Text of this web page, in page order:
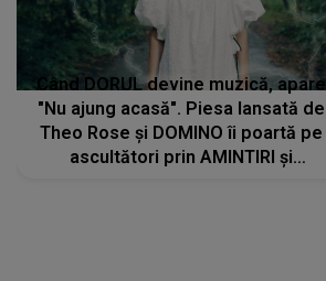
Când DORUL devine muzică, apare
"Nu ajung acasă". Piesa lansată de
Theo Rose și DOMINO îi poartă pe
ascultători prin AMINTIRI și